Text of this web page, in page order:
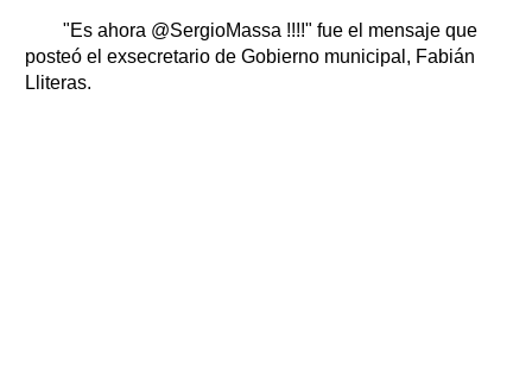
"Es ahora @SergioMassa !!!!" fue el mensaje que
posteó el exsecretario de Gobierno municipal, Fabián
Lliteras.